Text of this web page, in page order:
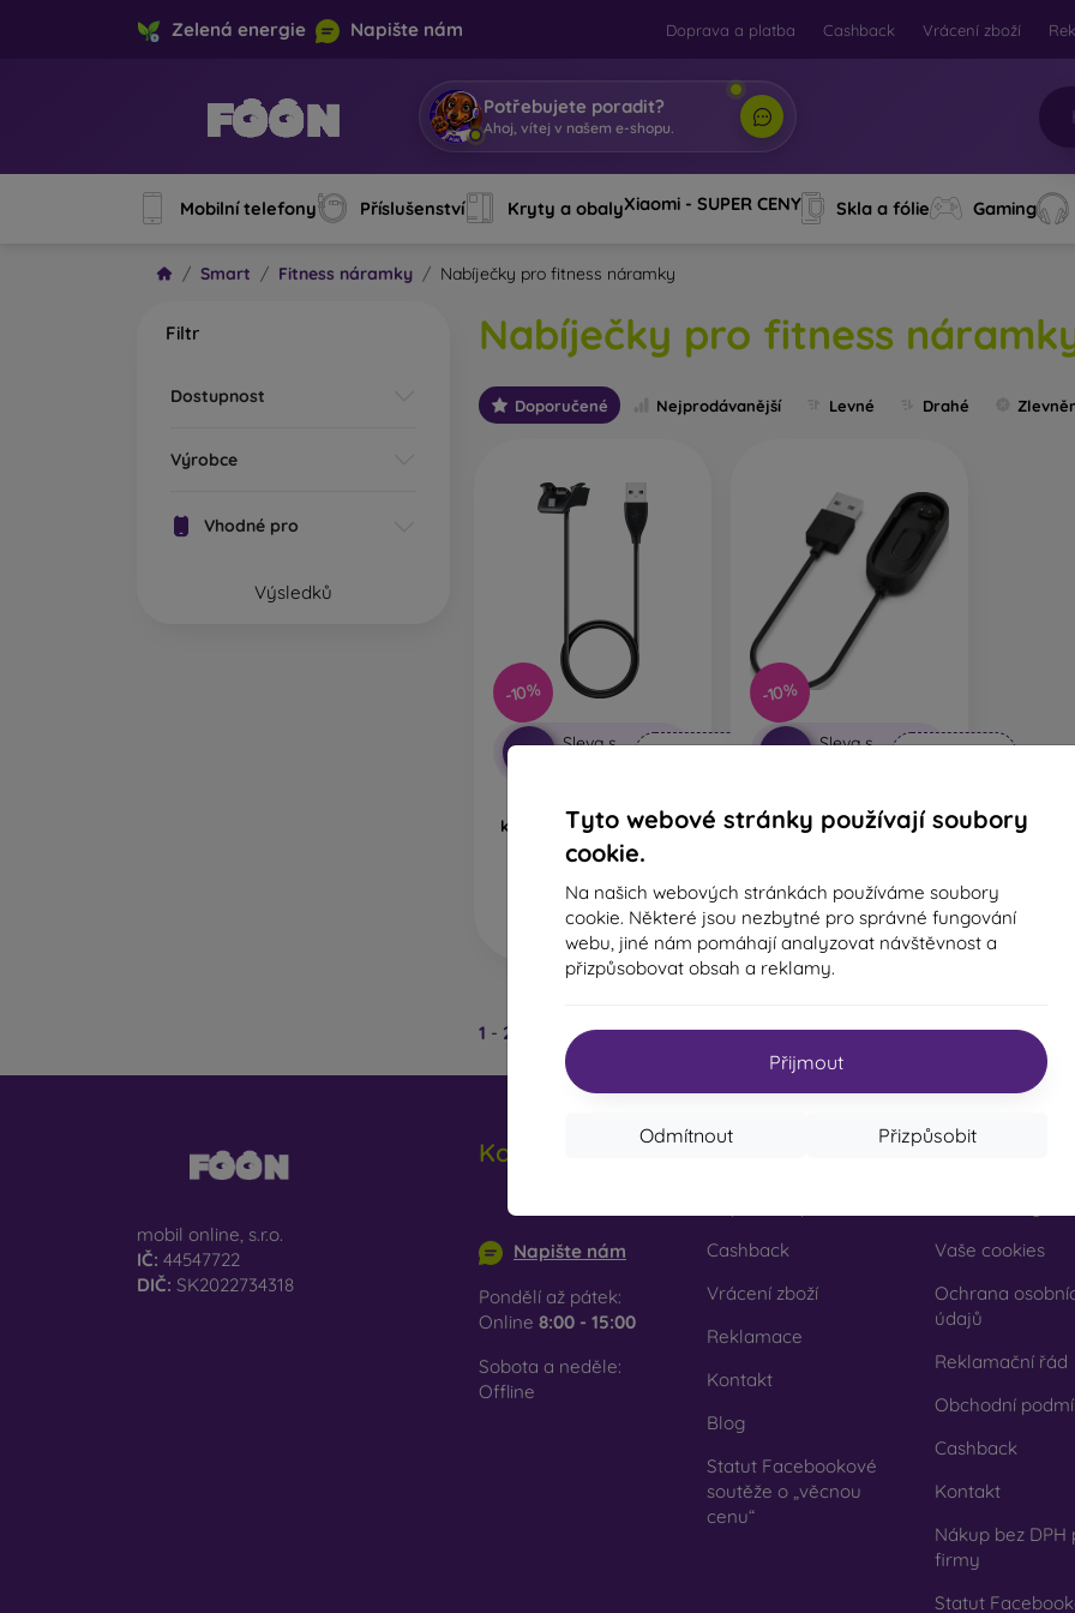
Tyto webové stránky používají soubory
cookie.
Na našich webových stránkách používáme soubory
cookie. Některé jsou nezbytné pro správné fungování
webu, jiné nám pomáhají analyzovat návštěvnost a
přizpůsobovat obsah a reklamy.
Přijmout
Přizpůsobit
Odmítnout
Zelená energie Napište nám Doprava a platba Cashback Vrácení zboží
Potřebujete poradit?
Ahoj, vítej v |
Mobilní telefony Příslušenství Kryty a obalyXiaomi - SUPER CENY Skla a fólie Gaming
Smart Fitness náramky Nabíječky pro fitness náramky
Filtr
Dostupnost
Výrobce
Vhodné pro
Výsledků
Nabíječky pro fitness
Doporučené Nejprodávanější Levné Drahé
-10%
-10%
Sleva s
Tactical USB nabíjecí
kabel pro Huawei Honor
3/3 Pro/Band2/Band2
Pro/Honor Band 4/5
239 Kč
215 Kč
Skladem > 5 ks
-10%
-10%
Sleva s
Tactical USB nabíjecí
kabel pro Xiaomi Mi Band
215 Kč
Skladem > 5 ks
1 - 2 z celkového počtu2.
mobil online, s.r.o.
IČ: 44547722
DIČ: SK2022734318
Kontakt
info@mobilonline.sk
Napište nám
Pondělí až pátek:
Online 8:00 - 15:00
Sobota a neděle:
Offline
Nakupování
Cashback
Vrácení zboží
Reklamace
Kontakt
Blog
Statut Facebookové
soutěže o „věcnou
cenu“
Informace
Vaše cookies
Ochrana
údajů
Reklamační řád
Obchodní
Cashback
Kontakt
Nákup bez DPH
firmy
Statut